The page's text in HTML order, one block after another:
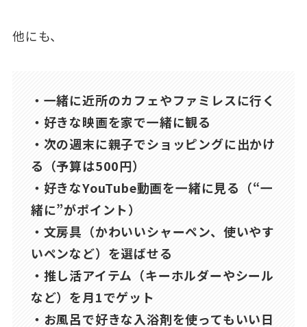
他にも、
・一緒に近所のカフェやファミレスに行く
・好きな映画を家で一緒に観る
・次の週末に親子でショッピングに出かけ
る（予算は500円）
・好きなYouTube動画を一緒に見る（“一
緒に”がポイント）
・文房具（かわいいシャーペン、使いやす
いペンなど）を選ばせる
・推し活アイテム（キーホルダーやシール
など）を月1でゲット
・お風呂で好きな入浴剤を使ってもいい日